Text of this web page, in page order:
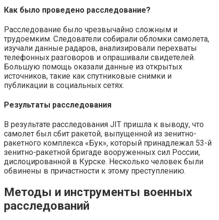
Как было проведено расследование?
Расследование было чрезвычайно сложным и
трудоемким. Следователи собирали обломки самолета,
изучали данные радаров, анализировали перехваты
телефонных разговоров и опрашивали свидетелей.
Большую помощь оказали данные из открытых
источников, такие как спутниковые снимки и
публикации в социальных сетях.
Результаты расследования
В результате расследования JIT пришла к выводу, что
самолет был сбит ракетой, выпущенной из зенитно-
ракетного комплекса «Бук», который принадлежал 53-й
зенитно-ракетной бригаде вооруженных сил России,
дислоцированной в Курске. Несколько человек были
обвинены в причастности к этому преступлению.
Методы и инструменты военных
расследований